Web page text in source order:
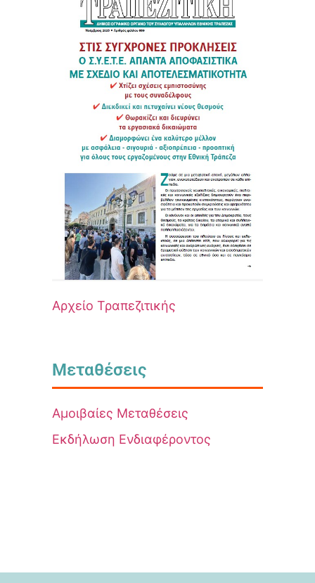
Αρχείο Τραπεζιτικής
Μεταθέσεις
Αμοιβαίες Μεταθέσεις
Εκδήλωση Ενδιαφέροντος